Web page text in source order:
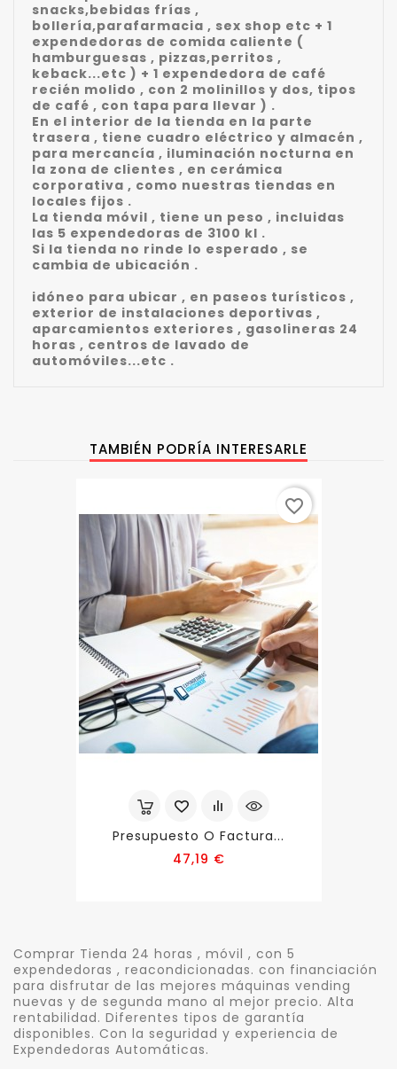
snacks,bebidas frías ,
bollería,parafarmacia , sex shop etc + 1
expendedoras de comida caliente (
hamburguesas , pizzas,perritos ,
keback...etc ) + 1 expendedora de café
recién molido , con 2 molinillos y dos, tipos
de café , con tapa para llevar ) .
En el interior de la tienda en la parte
trasera , tiene cuadro eléctrico y almacén ,
para mercancía , iluminación nocturna en
la zona de clientes , en cerámica
corporativa , como nuestras tiendas en
locales fijos .
La tienda móvil , tiene un peso , incluidas
las 5 expendedoras de 3100 kl .
Si la tienda no rinde lo esperado , se
cambia de ubicación .
idóneo para ubicar , en paseos turísticos ,
exterior de instalaciones deportivas ,
aparcamientos exteriores , gasolineras 24
horas , centros de lavado de
automóviles...etc .
TAMBIÉN PODRÍA INTERESARLE
Presupuesto O Factura...
47,19 €Precio
favorite_border
Comprar Tienda 24 horas , móvil , con 5
expendedoras , reacondicionadas. con financiación
para disfrutar de las mejores máquinas vending
nuevas y de segunda mano al mejor precio. Alta
rentabilidad. Diferentes tipos de garantía
disponibles. Con la seguridad y experiencia de
Expendedoras Automáticas.